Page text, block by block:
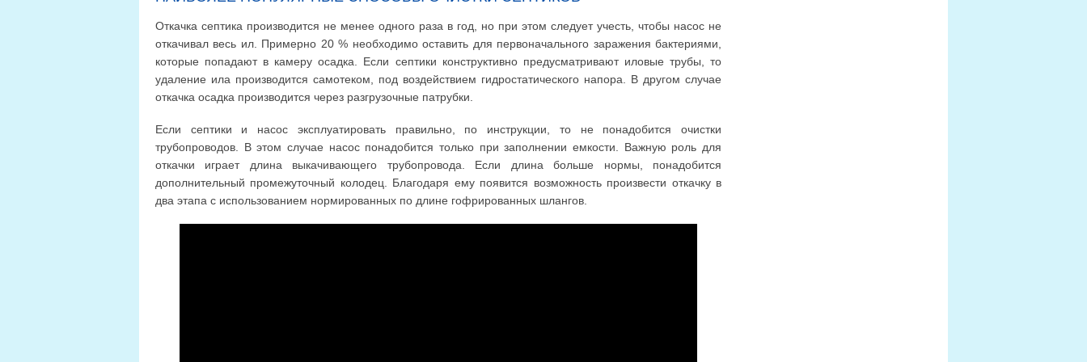
Откачка септика производится не менее одного раза в год, но при этом следует учесть, чтобы насос не
откачивал весь ил. Примерно 20 % необходимо оставить для первоначального заражения бактериями,
которые попадают в камеру осадка. Если септики конструктивно предусматривают иловые трубы, то
удаление ила производится самотеком, под воздействием гидростатического напора. В другом случае
откачка осадка производится через разгрузочные патрубки.
Если септики и насос эксплуатировать правильно, по инструкции, то не понадобится очистки
трубопроводов. В этом случае насос понадобится только при заполнении емкости. Важную роль для
откачки играет длина выкачивающего трубопровода. Если длина больше нормы, понадобится
дополнительный промежуточный колодец. Благодаря ему появится возможность произвести откачку в
два этапа с использованием нормированных по длине гофрированных шлангов.